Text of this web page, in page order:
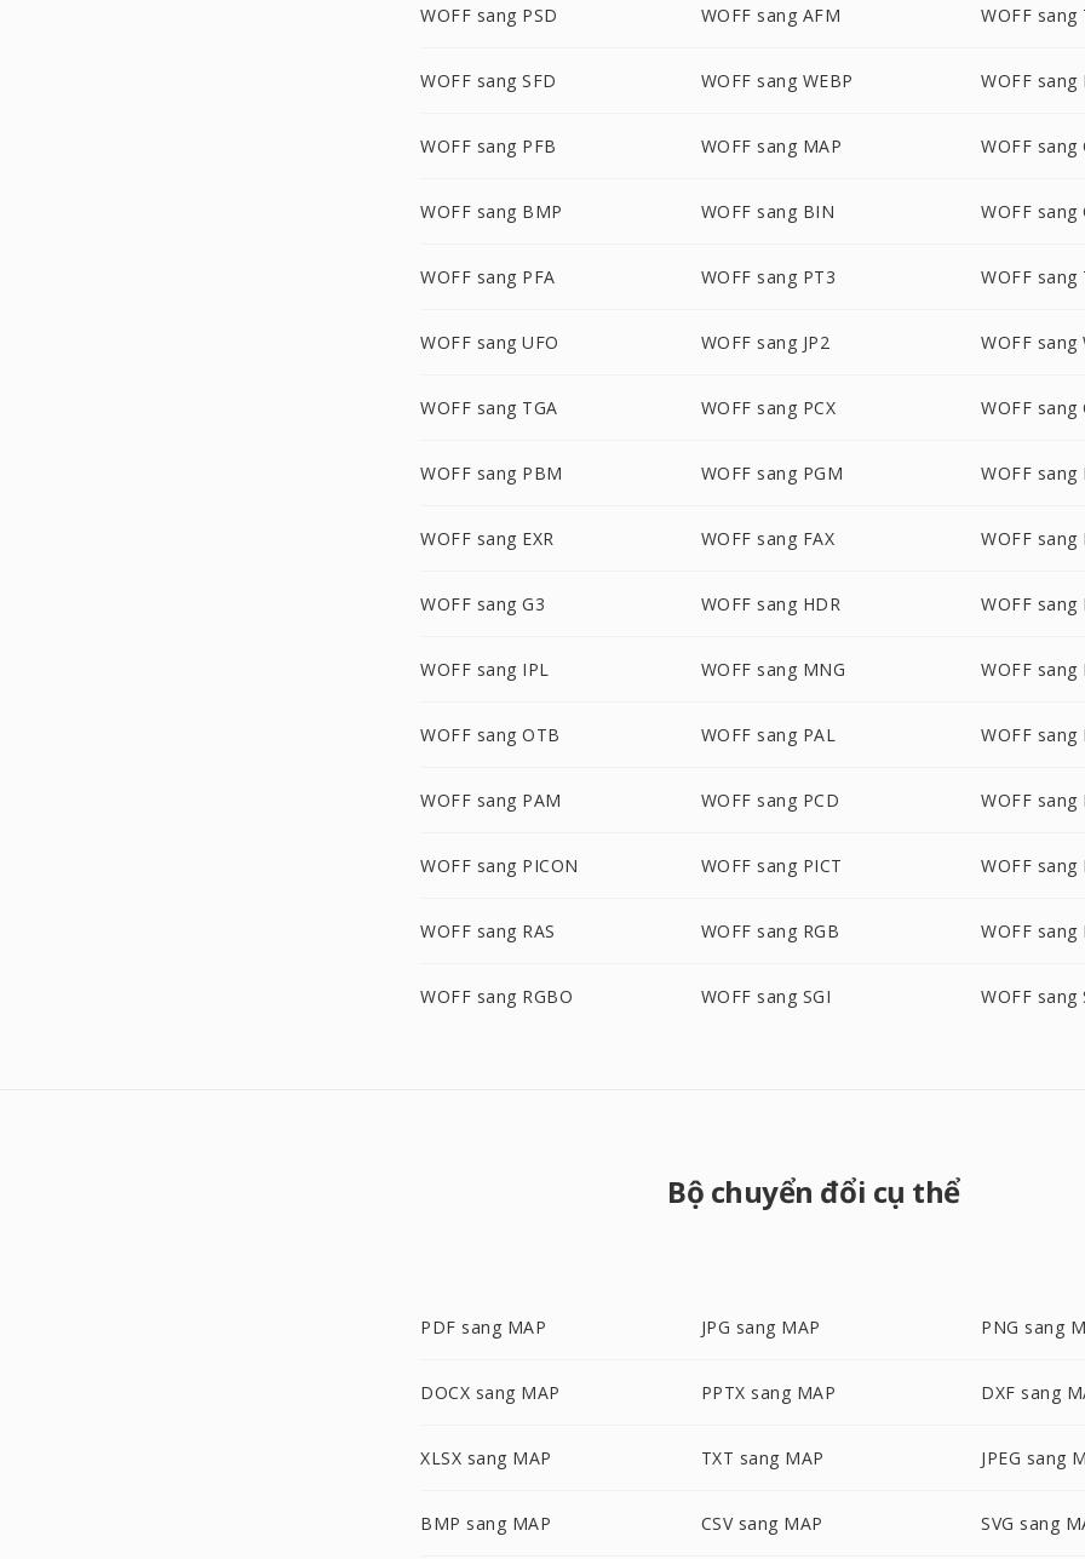
WOFF sang PSD WOFF sang AFM WOFF sang
WOFF sang SFD WOFF sang WEBP WOFF sang
WOFF sang PFB WOFF sang MAP WOFF sang
WOFF sang BMP WOFF sang BIN WOFF sang
WOFF sang PFA WOFF sang PT3 WOFF sang
WOFF sang UFO WOFF sang JP2 WOFF sang
WOFF sang TGA WOFF sang PCX WOFF sang
WOFF sang PBM WOFF sang PGM WOFF sang
WOFF sang EXR WOFF sang FAX WOFF sang
WOFF sang G3 WOFF sang HDR WOFF sang
WOFF sang IPL WOFF sang MNG WOFF sang
WOFF sang OTB WOFF sang PAL WOFF sang
WOFF sang PAM WOFF sang PCD WOFF sang
WOFF sang PICON WOFF sang PICT WOFF sang
WOFF sang RAS WOFF sang RGB WOFF sang
WOFF sang RGBO WOFF sang SGI WOFF sang
Bộ chuyển đổi cụ thể
PDF sang MAP JPG sang MAP PNG sang
DOCX sang MAP PPTX sang MAP DXF sang
XLSX sang MAP TXT sang MAP JPEG sang
BMP sang MAP CSV sang MAP SVG sang